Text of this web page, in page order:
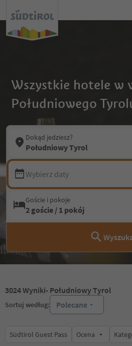
Wszystkie hotele w
Południowego
Dokąd jedziesz?
Południowy Tyrol
Wybierz daty
Goście i pokoje
2 goście / 1 pokój
3024Wyniki- Południowy Tyrol
Sortuj według: Polecane
Südtirol Guest Pass Ocena